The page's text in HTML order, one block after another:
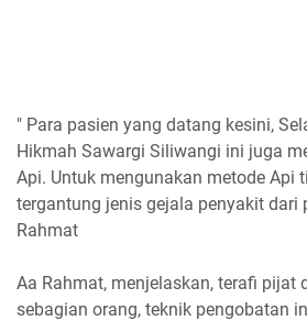
" Para pasien yang datang kesini,
Hikmah Sawargi Siliwangi ini juga
Api. Untuk mengunakan metode Api
tergantung jenis gejala penyakit dari
Rahmat
Aa Rahmat, menjelaskan, terafi pijat
sebagian orang, teknik pengobatan